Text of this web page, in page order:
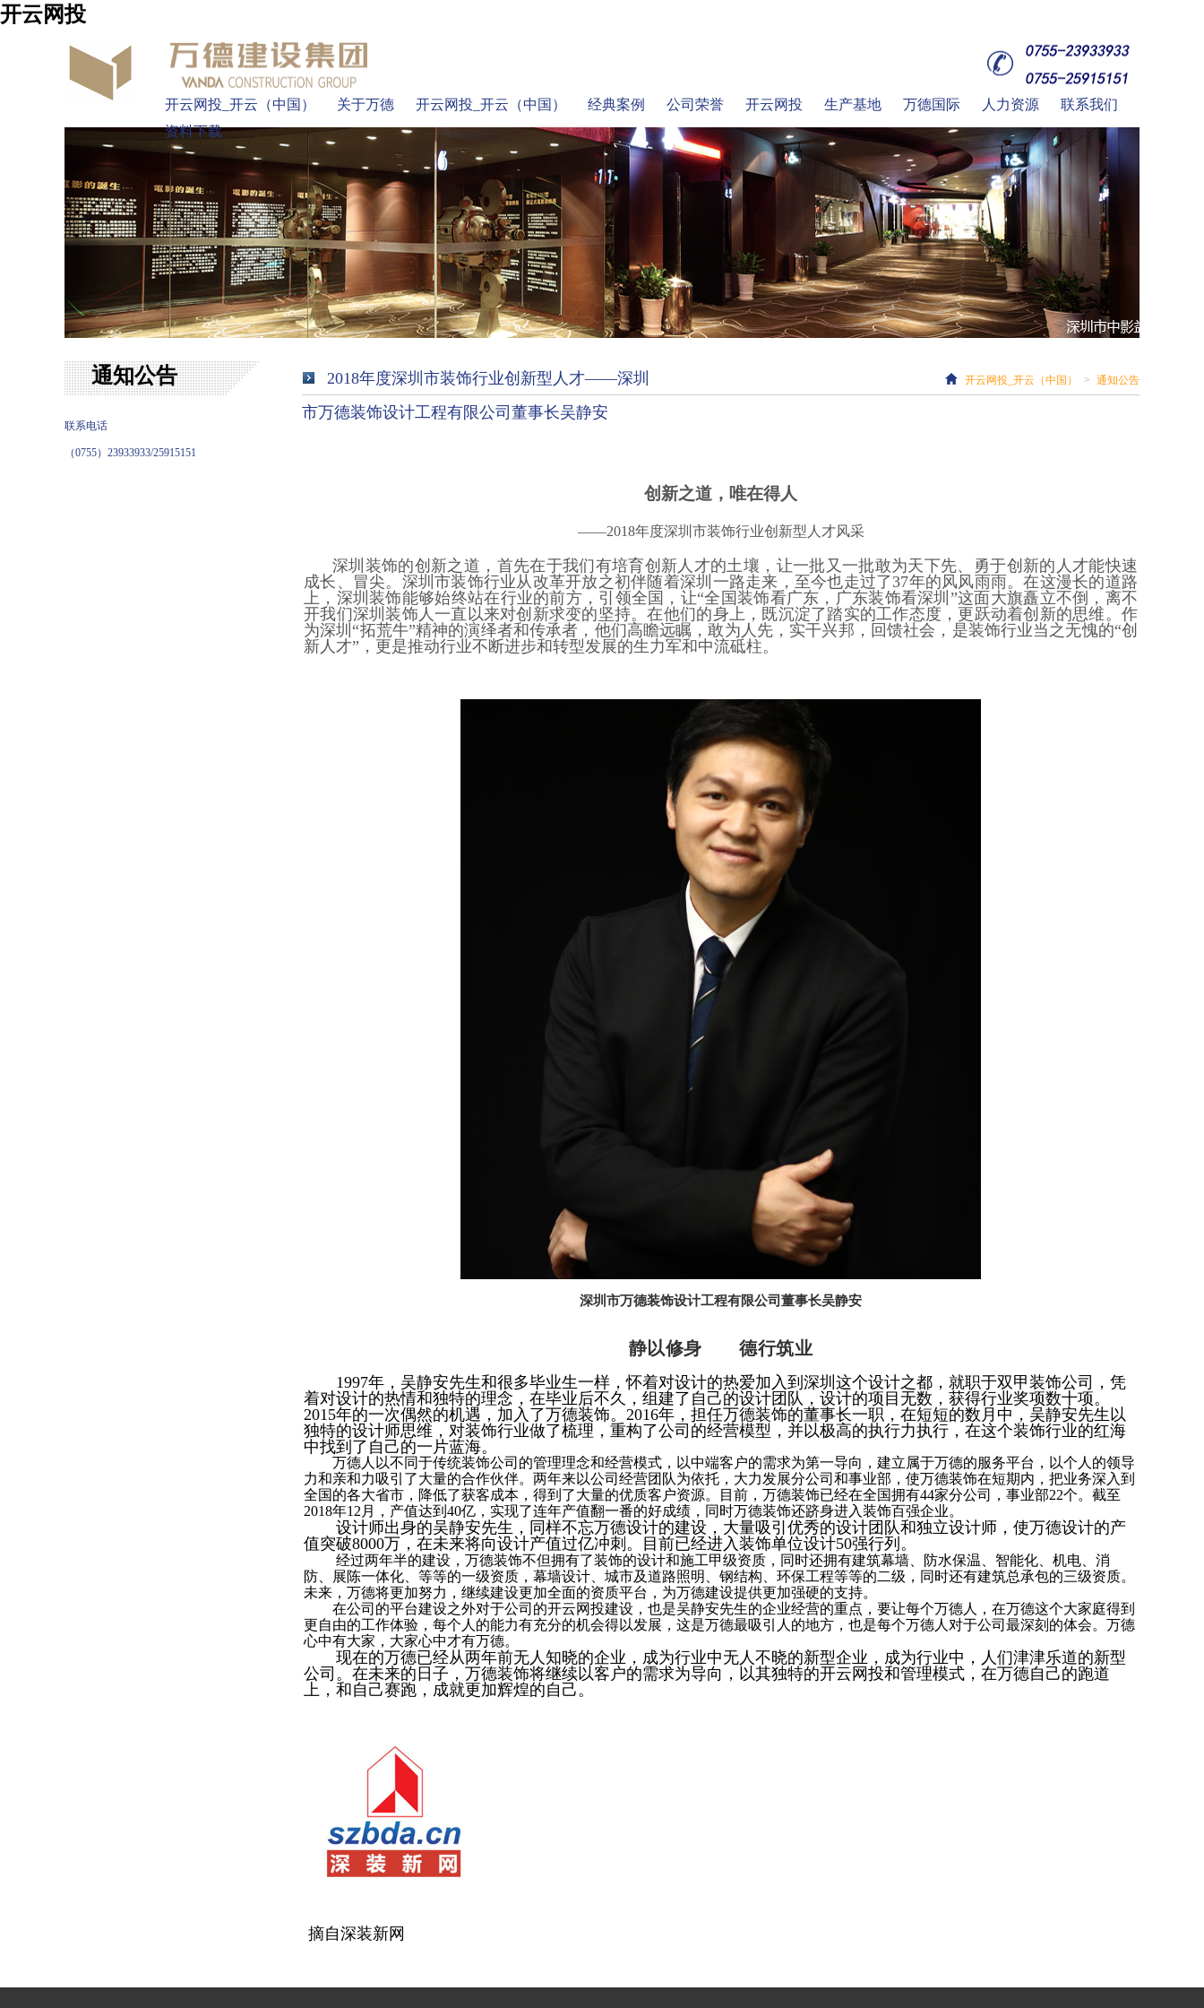
开云网投
开云网投_开云（中国） 关于万德 开云网投_开云（中国） 经典案例 公司荣誉 开云网投 生产基地 万德国际 人力资源
联系我们
资料下载
通知公告
联系电话
（0755）23933933/25915151
2018年度深圳市装饰行业创新型人才——深圳
市万德装饰设计工程有限公司董事长吴静安
开云网投_开云（中国） > 通知公告
创新之道，唯在得人
——2018年度深圳市装饰行业创新型人才风采
深圳装饰的创新之道，首先在于我们有培育创新人才的土壤，让一批又一批敢为天下先、勇于创新的人才能快速
成长、冒尖。深圳市装饰行业从改革开放之初伴随着深圳一路走来，至今也走过了37年的风风雨雨。在这漫长的道路
上，深圳装饰能够始终站在行业的前方，引领全国，让“全国装饰看广东，广东装饰看深圳”这面大旗矗立不倒，离不
开我们深圳装饰人一直以来对创新求变的坚持。在他们的身上，既沉淀了踏实的工作态度，更跃动着创新的思维。作
为深圳“拓荒牛”精神的演绎者和传承者，他们高瞻远瞩，敢为人先，实干兴邦，回馈社会，是装饰行业当之无愧的“创
新人才”，更是推动行业不断进步和转型发展的生力军和中流砥柱。
深圳市万德装饰设计工程有限公司董事长吴静安
静以修身 德行筑业
1997年，吴静安先生和很多毕业生一样，怀着对设计的热爱加入到深圳这个设计之都，就职于双甲装饰公司，凭
着对设计的热情和独特的理念，在毕业后不久，组建了自己的设计团队，设计的项目无数，获得行业奖项数十项。
2015年的一次偶然的机遇，加入了万德装饰。2016年，担任万德装饰的董事长一职，在短短的数月中，吴静安先生以
独特的设计师思维，对装饰行业做了梳理，重构了公司的经营模型，并以极高的执行力执行，在这个装饰行业的红海
中找到了自己的一片蓝海。
万德人以不同于传统装饰公司的管理理念和经营模式，以中端客户的需求为第一导向，建立属于万德的服务平台，以个人的领导
力和亲和力吸引了大量的合作伙伴。两年来以公司经营团队为依托，大力发展分公司和事业部，使万德装饰在短期内，把业务深入到
全国的各大省市，降低了获客成本，得到了大量的优质客户资源。目前，万德装饰已经在全国拥有44家分公司，事业部22个。截至
2018年12月，产值达到40亿，实现了连年产值翻一番的好成绩，同时万德装饰还跻身进入装饰百强企业。
设计师出身的吴静安先生，同样不忘万德设计的建设，大量吸引优秀的设计团队和独立设计师，使万德设计的产
值突破8000万，在未来将向设计产值过亿冲刺。目前已经进入装饰单位设计50强行列。
经过两年半的建设，万德装饰不但拥有了装饰的设计和施工甲级资质，同时还拥有建筑幕墙、防水保温、智能化、机电、消
防、展陈一体化、等等的一级资质，幕墙设计、城市及道路照明、钢结构、环保工程等等的二级，同时还有建筑总承包的三级资质。
未来，万德将更加努力，继续建设更加全面的资质平台，为万德建设提供更加强硬的支持。
在公司的平台建设之外对于公司的开云网投建设，也是吴静安先生的企业经营的重点，要让每个万德人，在万德这个大家庭得到
更自由的工作体验，每个人的能力有充分的机会得以发展，这是万德最吸引人的地方，也是每个万德人对于公司最深刻的体会。万德
心中有大家，大家心中才有万德。
现在的万德已经从两年前无人知晓的企业，成为行业中无人不晓的新型企业，成为行业中，人们津津乐道的新型
公司。在未来的日子，万德装饰将继续以客户的需求为导向，以其独特的开云网投和管理模式，在万德自己的跑道
上，和自己赛跑，成就更加辉煌的自己。
摘自深装新网